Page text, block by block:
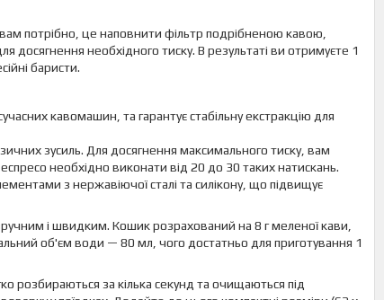
потрібно, це наповнити фільтр подрібненою кавою,
досягнення необхідного тиску. В результаті ви отримуєте 1
баристи.
кавомашин, та гарантує стабільну екстракцію для
зусиль. Для досягнення максимального тиску, вам
необхідно виконати від 20 до 30 таких натискань.
з нержавіючої сталі та силікону, що підвищує
і швидким. Кошик розрахований на 8 г меленої кави,
об'єм води — 80 мл, чого достатньо для приготування 1
розбираються за кілька секунд та очищаються під